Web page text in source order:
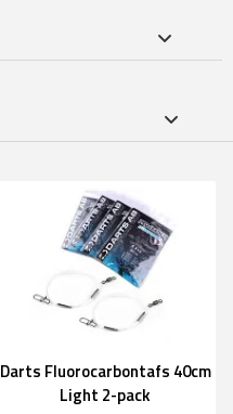
Darts Fluorocarbontafs 40cm
Light 2-pack